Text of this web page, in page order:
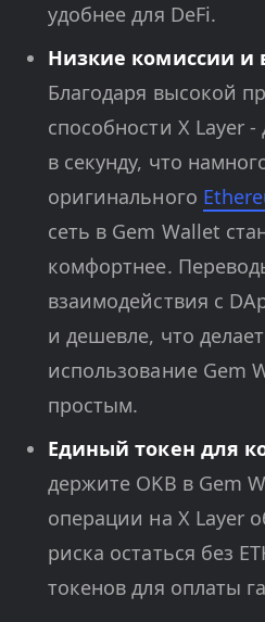
удобнее для DeFi.
Низкие комиссии и
Благодаря высокой
способности X Layer
в секунду, что
оригинального
сеть в Gem Wallet
комфортнее.
взаимодействия с
и дешевле, что
использование Gem
простым.
Единый токен для
держите OKB в Gem
операции на X Layer
риска остаться без
токенов для оплаты